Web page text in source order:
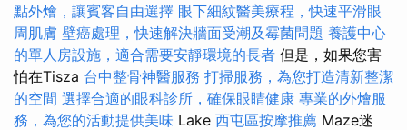
點外燴，讓賓客自由選擇 眼下細紋醫美療程，快速平滑眼
周肌膚 壁癌處理，快速解決牆面受潮及霉菌問題 養護中心
的單人房設施，適合需要安靜環境的長者 但是，如果您害
怕在Tisza 台中整骨神醫服務 打掃服務，為您打造清新整潔
的空間 選擇合適的眼科診所，確保眼睛健康 專業的外燴服
務，為您的活動提供美味 Lake 西屯區按摩推薦 Maze迷